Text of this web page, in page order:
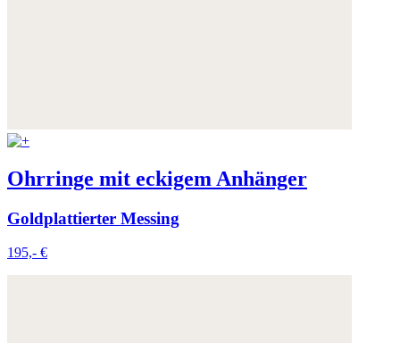
Ohrringe mit eckigem Anhänger
Goldplattierter Messing
195,- €